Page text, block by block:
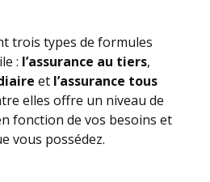
trois types de formules
: l’assurance au tiers,
et l’assurance tous
elles offre un niveau de
fonction de vos besoins et
vous possédez.